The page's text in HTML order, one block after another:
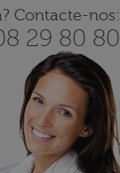
Contacte-nos:
29 80 80